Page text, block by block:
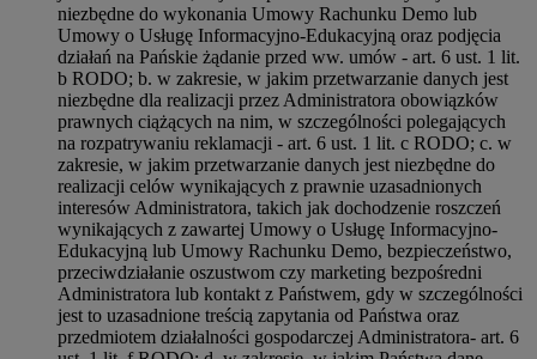
niezbędne do wykonania Umowy Rachunku Demo lub
Umowy o Usługę Informacyjno-Edukacyjną oraz podjęcia
działań na Pańskie żądanie przed ww. umów - art. 6 ust. 1 lit.
b RODO; b. w zakresie, w jakim przetwarzanie danych jest
niezbędne dla realizacji przez Administratora obowiązków
prawnych ciążących na nim, w szczególności polegających
na rozpatrywaniu reklamacji - art. 6 ust. 1 lit. c RODO; c. w
zakresie, w jakim przetwarzanie danych jest niezbędne do
realizacji celów wynikających z prawnie uzasadnionych
interesów Administratora, takich jak dochodzenie roszczeń
wynikających z zawartej Umowy o Usługę Informacyjno-
Edukacyjną lub Umowy Rachunku Demo, bezpieczeństwo,
przeciwdziałanie oszustwom czy marketing bezpośredni
Administratora lub kontakt z Państwem, gdy w szczególności
jest to uzasadnione treścią zapytania od Państwa oraz
przedmiotem działalności gospodarczej Administratora- art. 6